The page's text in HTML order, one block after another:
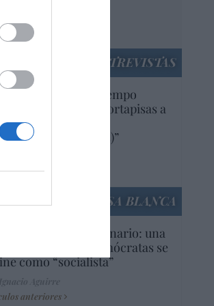
ENTREVISTAS
lleva mucho tiempo
aranceles y cortapisas a
y compañías
(y europeas)”
anteriores
LA CASA BLANCA
Inquietante escenario: una
parte de los demócratas se
como “socialista”
anteriores